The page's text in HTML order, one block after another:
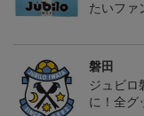
たいファ
磐田
ジュビロ
に！全グ